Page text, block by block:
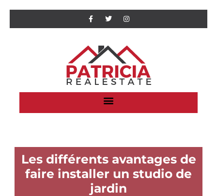
Les différents avantages de
faire installer un studio de
jardin